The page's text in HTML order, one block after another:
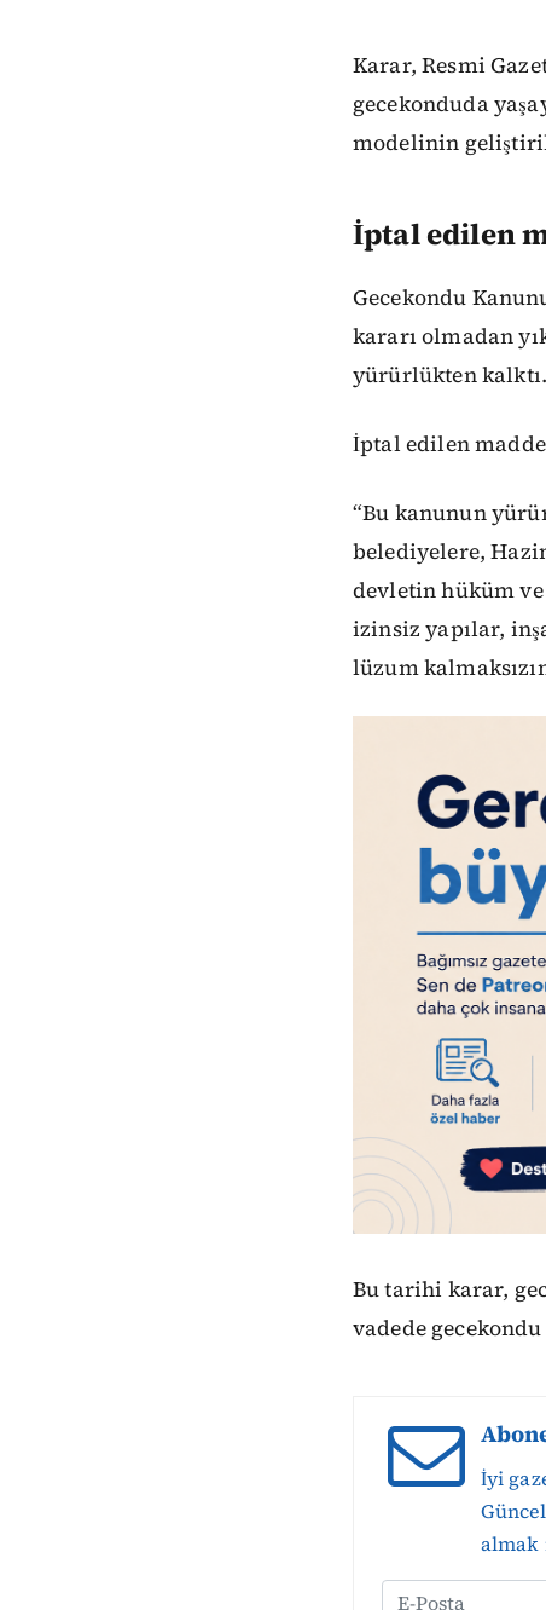
Karar, Resmi
gecekonduda
modelinin
İptal edilen
Gecekondu
kararı olmadan
yürürlükten kalktı.
İptal edilen
“Bu kanunun
belediyelere,
devletin hüküm
izinsiz yapılar,
lüzum
Bu tarihi karar,
vadede
İyi
almak